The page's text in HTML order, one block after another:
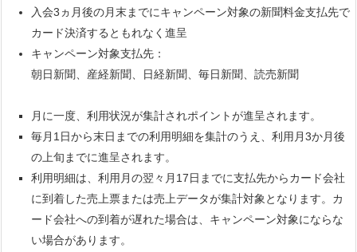
入会3ヵ月後の月末までにキャンペーン対象の新聞料金支払先で
カード決済するともれなく進呈
キャンペーン対象支払先：
朝日新聞、産経新聞、日経新聞、毎日新聞、読売新聞
月に一度、利用状況が集計されポイントが進呈されます。
毎月1日から末日までの利用明細を集計のうえ、利用月3か月後
の上旬までに進呈されます。
利用明細は、利用月の翌々月17日までに支払先からカード会社
に到着した売上票または売上データが集計対象となります。カ
ード会社への到着が遅れた場合は、キャンペーン対象にならな
い場合があります。